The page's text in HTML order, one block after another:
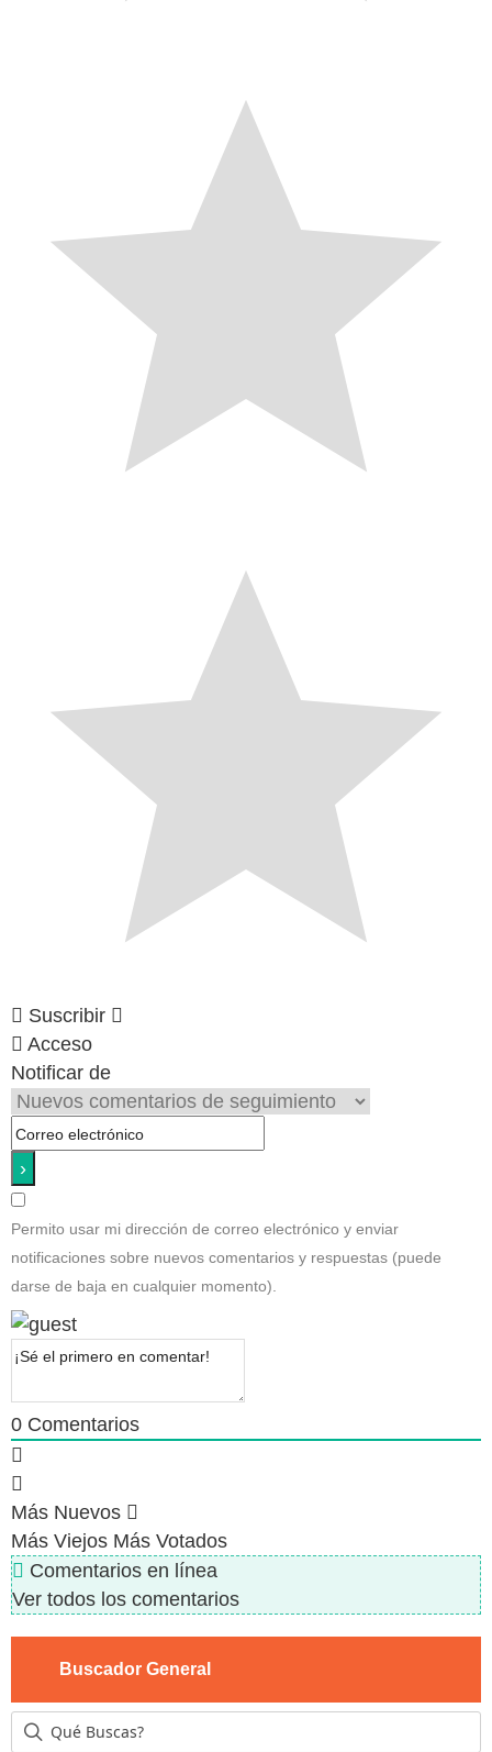
Suscribir
Acceso
Notificar de
Permito usar mi dirección de correo electrónico y enviar
notificaciones sobre nuevos comentarios y respuestas (puede
darse de baja en cualquier momento).
0 Comentarios
Más Nuevos
Más Viejos Más Votados
Comentarios en línea
Ver todos los comentarios
Buscador General